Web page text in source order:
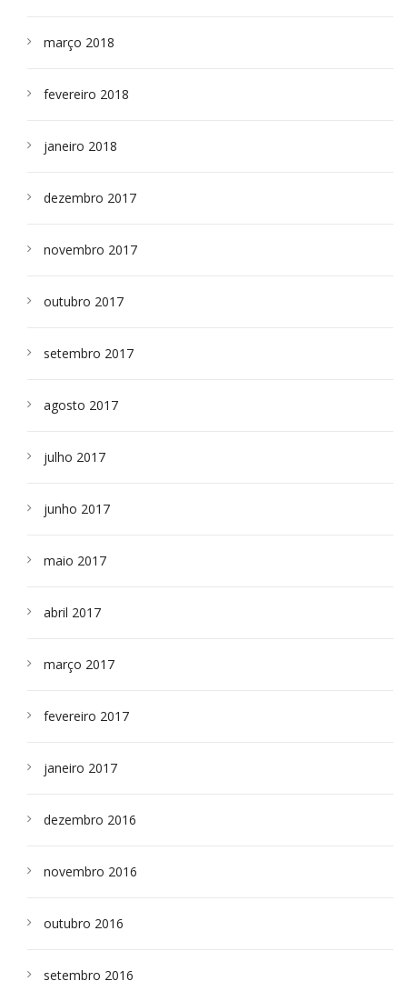
março 2018
fevereiro 2018
janeiro 2018
dezembro 2017
novembro 2017
outubro 2017
setembro 2017
agosto 2017
julho 2017
junho 2017
maio 2017
abril 2017
março 2017
fevereiro 2017
janeiro 2017
dezembro 2016
novembro 2016
outubro 2016
setembro 2016